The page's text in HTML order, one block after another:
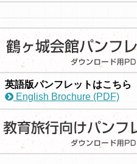
英語版パンフレットはこちら
English Brochure (PDF)